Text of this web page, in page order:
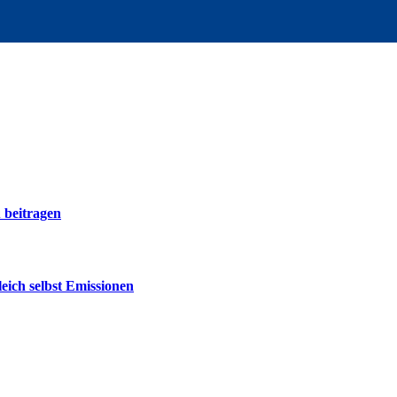
selbst Emissionen